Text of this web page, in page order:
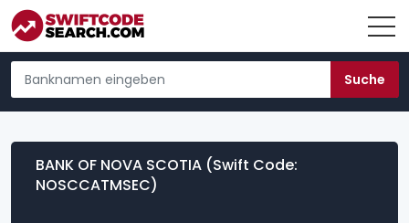
BANK OF NOVA SCOTIA (Swift Code:
NOSCCATMSEC)